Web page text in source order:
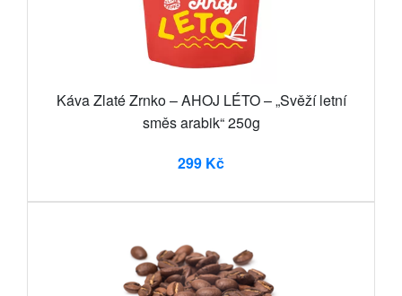
Káva Zlaté Zrnko – AHOJ LÉTO – „Svěží letní
směs arabik“ 250g
299 Kč